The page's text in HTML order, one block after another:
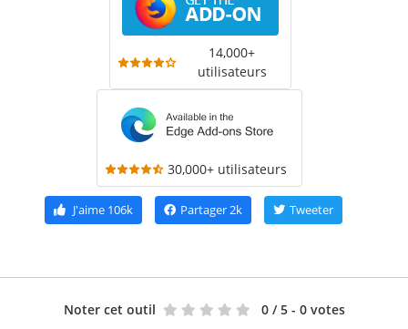
14,000+
utilisateurs
30,000+ utilisateurs
J'aime106k Partager2k Tweeter
Noter cet outil 0 / 5 - 0 votes